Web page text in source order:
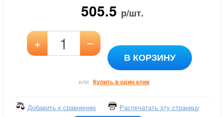
505.5 р/шт.
+ –
В КОРЗИНУ
или Купить в один клик
Добавить к сравнению
Распечатать эту страницу